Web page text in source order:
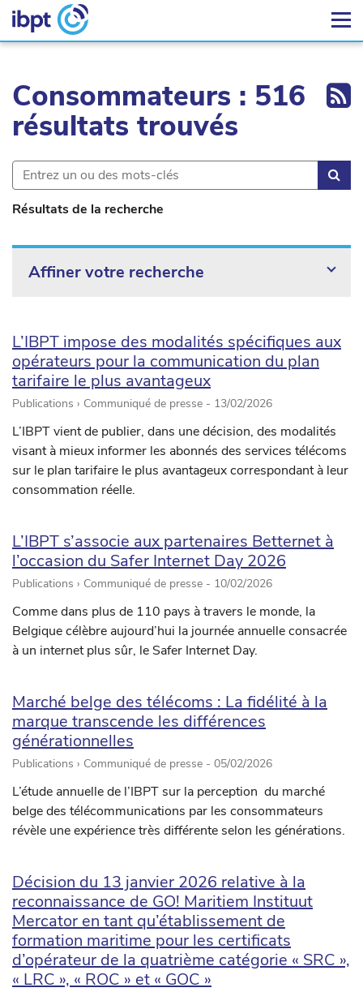
Consommateurs : 516
résultats trouvés
Résultats de la recherche
Affiner votre recherche
L’IBPT impose des modalités spécifiques aux
opérateurs pour la communication du plan
tarifaire le plus avantageux
Publications › Communiqué de presse - 13/02/2026
L’IBPT vient de publier, dans une décision, des modalités
visant à mieux informer les abonnés des services télécoms
sur le plan tarifaire le plus avantageux correspondant à leur
consommation réelle.
L’IBPT s’associe aux partenaires Betternet à
l’occasion du Safer Internet Day 2026
Publications › Communiqué de presse - 10/02/2026
Comme dans plus de 110 pays à travers le monde, la
Belgique célèbre aujourd’hui la journée annuelle consacrée
à un internet plus sûr, le Safer Internet Day.
Marché belge des télécoms : La fidélité à la
marque transcende les différences
générationnelles
Publications › Communiqué de presse - 05/02/2026
L’étude annuelle de l’IBPT sur la perception du marché
belge des télécommunications par les consommateurs
révèle une expérience très différente selon les générations.
Décision du 13 janvier 2026 relative à la
reconnaissance de GO! Maritiem Instituut
Mercator en tant qu’établissement de
formation maritime pour les certificats
d’opérateur de la quatrième catégorie « SRC »,
« LRC », « ROC » et « GOC »